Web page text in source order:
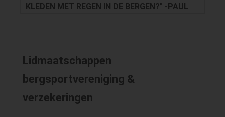
KLEDEN MET REGEN IN DE BERGEN?" -PAUL
Lidmaatschappen
bergsportvereniging &
verzekeringen